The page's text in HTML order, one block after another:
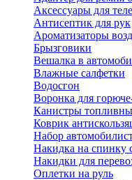
Аксессуары для
Антисептик для рук
Ароматизаторы
Брызговики
Вешалка в
Влажные салфетки
Водосгон
Воронка для
Канистры
Коврик
Набор
Накидка на спинку
Накидки для
Оплетки на руль